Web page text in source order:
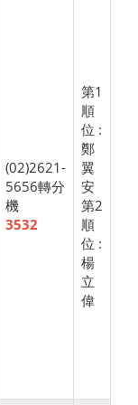
(02)2621-
5656轉分
機
3532
第1
順
位 :
鄭
翼
安
第2
順
位 :
楊
立
偉